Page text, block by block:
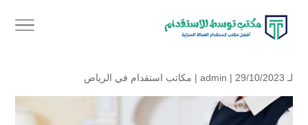
لـ admin | 29/10/2023 | مكاتب استقدام في الرياض